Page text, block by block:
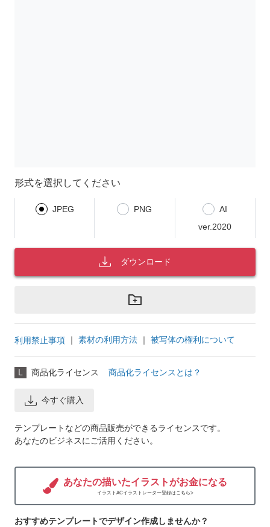
形式を選択してください
JPEG PNG
AI
ver.2020
ダウンロード
利用禁止事項 ｜ 素材の利用方法 ｜ 被写体の権利について
L 商品化ライセンス 商品化ライセンスとは？
今すぐ購入
テンプレートなどの商品販売ができるライセンスです。
あなたのビジネスにご活用ください。
あなたの描いたイラストがお金になる
イラストACイラストレーター登録はこちら>
おすすめテンプレートでデザイン作成しませんか？